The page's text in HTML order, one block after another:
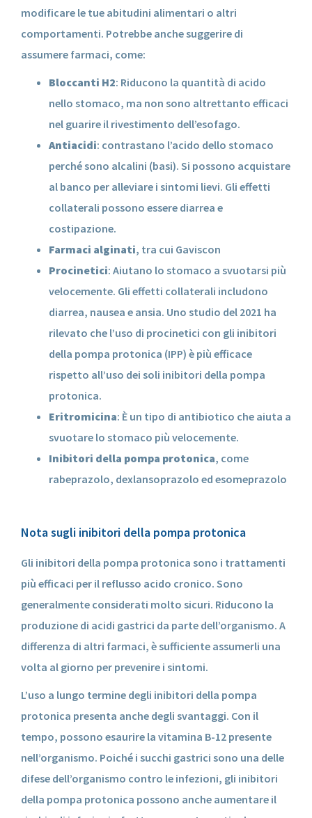
modificare le tue abitudini alimentari o altri
comportamenti. Potrebbe anche suggerire di
assumere farmaci, come:
Bloccanti H2: Riducono la quantità di acido
nello stomaco, ma non sono altrettanto efficaci
nel guarire il rivestimento dell’esofago.
Antiacidi: contrastano l’acido dello stomaco
perché sono alcalini (basi). Si possono acquistare
al banco per alleviare i sintomi lievi. Gli effetti
collaterali possono essere diarrea e
costipazione.
Farmaci alginati, tra cui Gaviscon
Procinetici: Aiutano lo stomaco a svuotarsi più
velocemente. Gli effetti collaterali includono
diarrea, nausea e ansia. Uno studio del 2021 ha
rilevato che l’uso di procinetici con gli inibitori
della pompa protonica (IPP) è più efficace
rispetto all’uso dei soli inibitori della pompa
protonica.
Eritromicina: È un tipo di antibiotico che aiuta a
svuotare lo stomaco più velocemente.
Inibitori della pompa protonica, come
rabeprazolo, dexlansoprazolo ed esomeprazolo
Nota sugli inibitori della pompa protonica
Gli inibitori della pompa protonica sono i trattamenti
più efficaci per il reflusso acido cronico. Sono
generalmente considerati molto sicuri. Riducono la
produzione di acidi gastrici da parte dell’organismo. A
differenza di altri farmaci, è sufficiente assumerli una
volta al giorno per prevenire i sintomi.
L’uso a lungo termine degli inibitori della pompa
protonica presenta anche degli svantaggi. Con il
tempo, possono esaurire la vitamina B-12 presente
nell’organismo. Poiché i succhi gastrici sono una delle
difese dell’organismo contro le infezioni, gli inibitori
della pompa protonica possono anche aumentare il